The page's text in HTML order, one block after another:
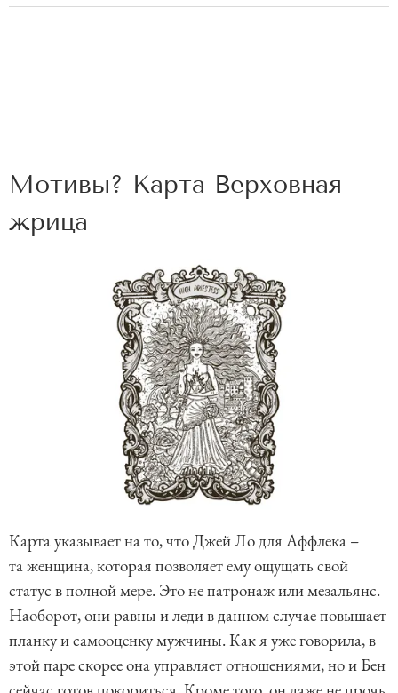
Мотивы? Карта Верховная
жрица
Карта указывает на то, что Джей Ло для Аффлека –
та женщина, которая позволяет ему ощущать свой
статус в полной мере. Это не патронаж или мезальянс.
Наоборот, они равны и леди в данном случае повышает
планку и самооценку мужчины. Как я уже говорила, в
этой паре скорее она управляет отношениями, но и Бен